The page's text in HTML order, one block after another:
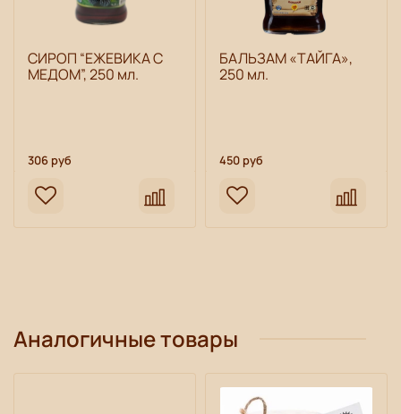
СИРОП “ЕЖЕВИКА С
МЕДОМ”, 250 мл.
306 руб
БАЛЬЗАМ «ТАЙГА»,
250 мл.
450 руб
Аналогичные товары